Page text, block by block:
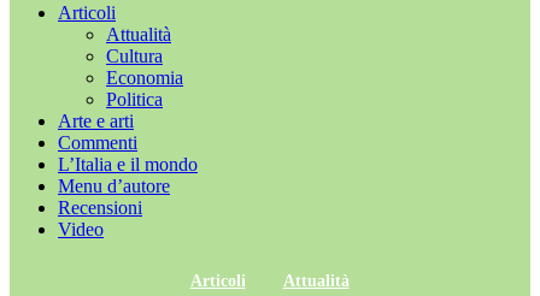
Menu
cerca
Menu
Articoli
Attualità
Cultura
Economia
Politica
Arte e arti
Commenti
L’Italia e il mondo
Menu d’autore
Recensioni
Video
Articoli Attualità